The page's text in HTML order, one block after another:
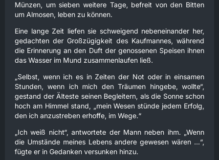
Münzen, um sieben weitere Tage, befreit von den Bitten
um Almosen, leben zu können.
Eine lange Zeit liefen sie schweigend nebeneinander her,
gedachten der Großzügigkeit des Kaufmannes, während
die Erinnerung an den Duft der genossenen Speisen ihnen
das Wasser im Mund zusammenlaufen ließ.
„Selbst, wenn ich es in Zeiten der Not oder in einsamen
Stunden, wenn ich mich den Träumen hingebe, wollte“,
gestand der Älteste seinen Begleitern, als die Sonne schon
hoch am Himmel stand, „mein Wesen stünde jedem Erfolg,
den ich anzustreben erhoffe, im Wege.“
„Ich weiß nicht“, antwortete der Mann neben ihm. „Wenn
die Umstände meines Lebens andere gewesen wären ...“,
fügte er in Gedanken versunken hinzu.